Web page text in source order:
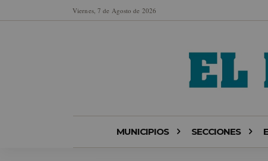
Viernes, 7 de Agosto de 2026
MUNICIPIOS SECCIONES